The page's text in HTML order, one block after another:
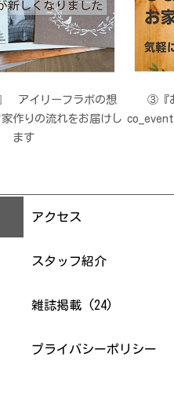
アイリーフラボの想
作りの流れをお届けし
ます
③『
アクセス
スタッフ紹介
雑誌掲載 (24)
プライバシーポリシー